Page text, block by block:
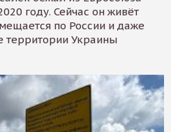
году. Сейчас он живёт
по России и даже
территории Украины